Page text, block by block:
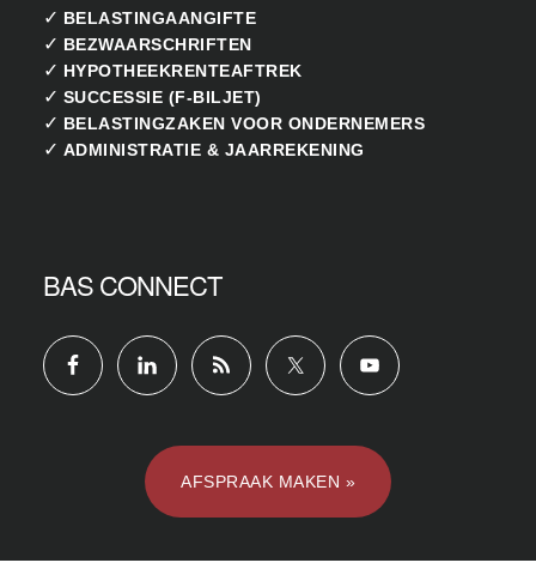
✓ BELASTINGAANGIFTE
✓ BEZWAARSCHRIFTEN
✓ HYPOTHEEKRENTEAFTREK
✓ SUCCESSIE (F-BILJET)
✓ BELASTINGZAKEN VOOR ONDERNEMERS
✓ ADMINISTRATIE & JAARREKENING
BAS CONNECT
AFSPRAAK MAKEN »